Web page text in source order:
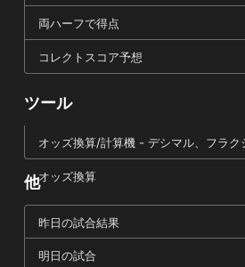
両ハーフで得点
コレクトスコア予想
ツール
オッズ換算/計算機 - デシマル、フラク
オッズ換算
他
昨日の試合結果
明日の試合